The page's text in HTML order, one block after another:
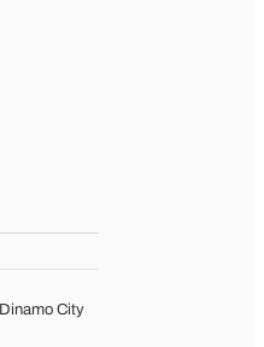
Dinamo City